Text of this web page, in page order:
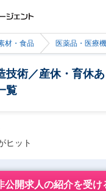
材・食品 医薬品・医療
技術／産休・育休
覧
ヒット
公開求人の紹介を受け